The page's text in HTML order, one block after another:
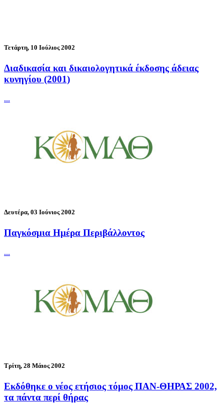
Τετάρτη, 10 Ιούλιος 2002
Διαδικασία και δικαιολογητικά έκδοσης άδειας
κυνηγίου (2001)
...
Δευτέρα, 03 Ιούνιος 2002
Παγκόσμια Ημέρα Περιβάλλοντος
...
Τρίτη, 28 Μάιος 2002
Εκδόθηκε ο νέος ετήσιος τόμος ΠΑΝ-ΘΗΡΑΣ 2002,
τα πάντα περί θήρας